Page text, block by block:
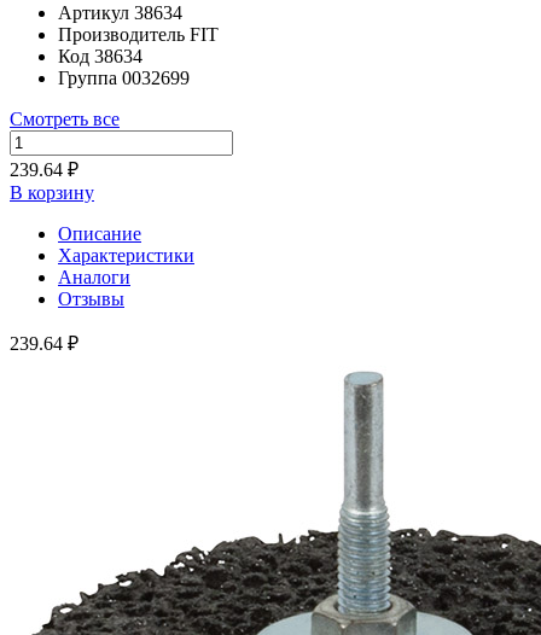
Артикул 38634
Производитель FIT
Код 38634
Группа 0032699
Смотреть все
239.64 ₽
В корзину
Описание
Характеристики
Аналоги
Отзывы
239.64 ₽